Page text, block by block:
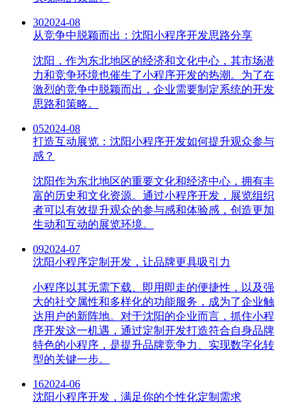
302024-08
从竞争中脱颖而出：沈阳小程序开发思路分享
沈阳，作为东北地区的经济和文化中心，其市场潜
力和竞争环境也催生了小程序开发的热潮。为了在
激烈的竞争中脱颖而出，企业需要制定系统的开发
思路和策略。
052024-08
打造互动展览：沈阳小程序开发如何提升观众参与
感？
沈阳作为东北地区的重要文化和经济中心，拥有丰
富的历史和文化资源。通过小程序开发，展览组织
者可以有效提升观众的参与感和体验感，创造更加
生动和互动的展览环境。
092024-07
沈阳小程序定制开发，让品牌更具吸引力
小程序以其无需下载、即用即走的便捷性，以及强
大的社交属性和多样化的功能服务，成为了企业触
达用户的新阵地。对于沈阳的企业而言，抓住小程
序开发这一机遇，通过定制开发打造符合自身品牌
特色的小程序，是提升品牌竞争力、实现数字化转
型的关键一步。
162024-06
沈阳小程序开发，满足你的个性化定制需求